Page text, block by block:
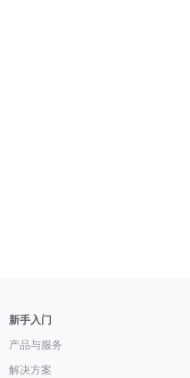
新手入门
产品与服务
解决方案